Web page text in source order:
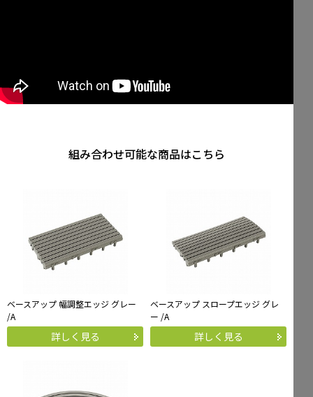
組み合わせ可能な商品はこちら
ベースアップ 幅調整エッジ グレー
/A
詳しく見る
ベースアップ スロープエッジ グレ
ー /A
詳しく見る